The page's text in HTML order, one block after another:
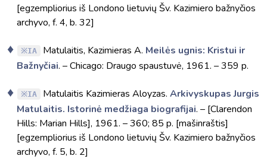
[egzempliorius iš Londono lietuvių Šv. Kazimiero bažnyčios
archyvo, f. 4, b. 32]
IA Matulaitis, Kazimieras A. Meilės ugnis: Kristui ir
Bažnyčiai. – Chicago: Draugo spaustuvė, 1961. – 359 p.
IA Matulaitis Kazimieras Aloyzas. Arkivyskupas Jurgis
Matulaitis. Istorinė medžiaga biografijai. – [Clarendon
Hills: Marian Hills], 1961. – 360; 85 p. [mašinraštis]
[egzempliorius iš Londono lietuvių Šv. Kazimiero bažnyčios
archyvo, f. 5, b. 2]